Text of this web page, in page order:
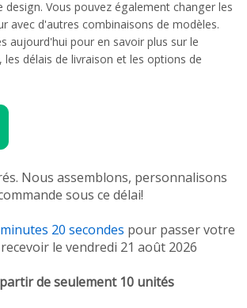
design. Vous pouvez également changer les
avec d'autres combinaisons de modèles.
aujourd'hui pour en savoir plus sur le
les délais de livraison et les options de
Nous assemblons, personnalisons
sous ce délai!
minutes 19 secondes pour passer votre
le vendredi 21 août 2026
de seulement 10 unités